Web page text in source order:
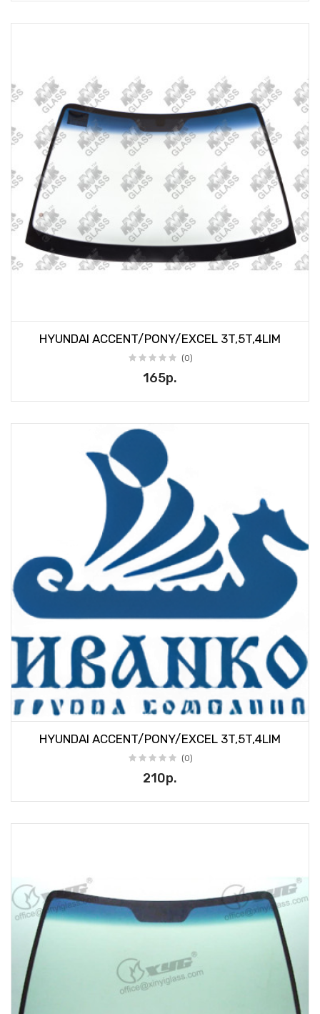
HYUNDAI ACCENT/PONY/EXCEL 3T,5T,4LIM
(0)
165р.
HYUNDAI ACCENT/PONY/EXCEL 3T,5T,4LIM
(0)
210р.